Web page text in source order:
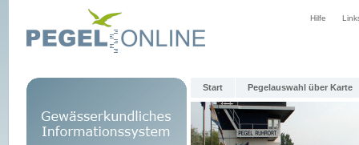
Hilfe
Start Pegelauswahl über Karte